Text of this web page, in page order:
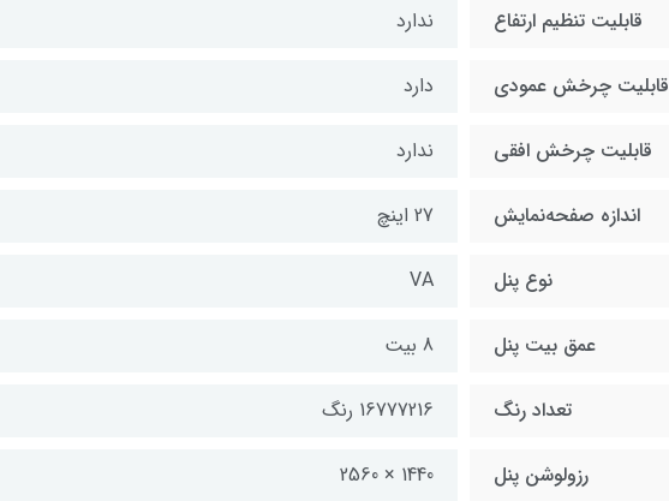
قابلیت تنظیم ارتفاع ندارد
قابلیت چرخش عمودی دارد
قابلیت چرخش افقی ندارد
اندازه صفحه‌نمایش 27 اینچ
نوع پنل VA
عمق بیت پنل 8 بیت
تعداد رنگ 16777216 رنگ
رزولوشن پنل 1440 × 2560